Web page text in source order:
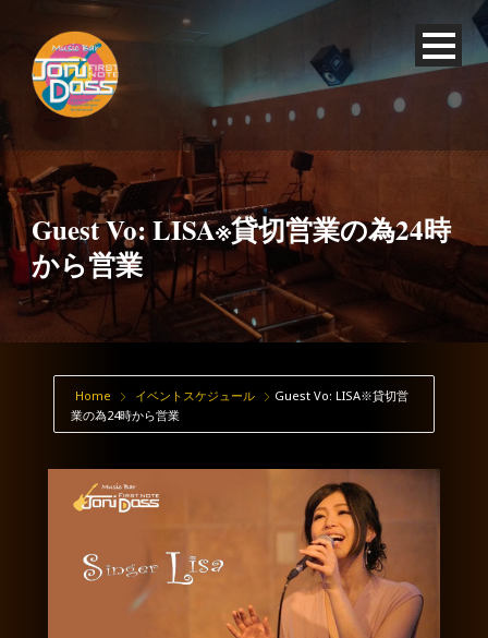
Guest Vo: LISA※貸切営業の為24時
から営業
Home イベントスケジュール
Guest Vo: LISA※貸切営
業の為24時から営業